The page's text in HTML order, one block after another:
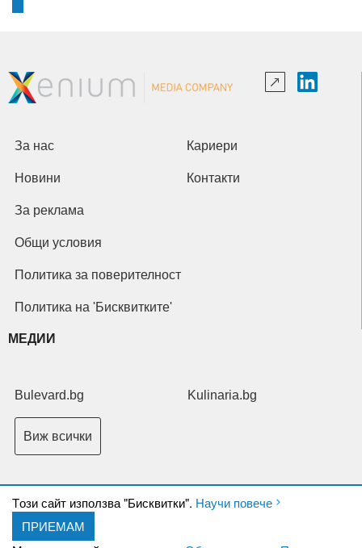
Tози сайт използва "Бисквитки". Научи повече
ПРИЕМАМ
За нас Кариери
Новини Контакти
За реклама
Общи условия
Политика за поверителност
Политика на 'Бисквитките'
МЕДИИ
Bulevard.bg Kulinaria.bg
Виж всички
Copyright © 2026 Ксениум ООД. Всички права запазени.